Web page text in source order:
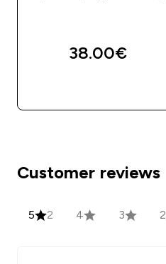
38.00€‎
Customer reviews
5 2 4 3 2